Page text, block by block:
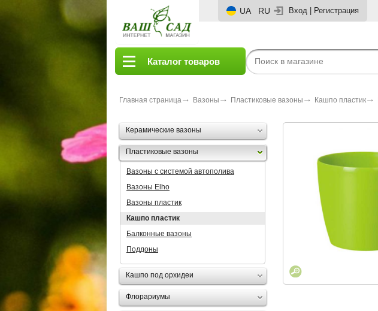
UA RU Вход Регистрация
Каталог товаров
Главная страница Вазоны Пластиковые вазоны Кашпо пластик
Керамические вазоны
Пластиковые вазоны
Вазоны с системой автополива
Вазоны Elho
Вазоны пластик
Кашпо пластик
Балконные вазоны
Поддоны
Кашпо под орхидеи
Флорариумы